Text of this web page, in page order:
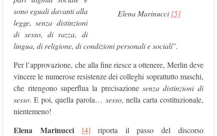
Elena Marinucci[5]
sono eguali davanti alla
legge, senza distinzioni
di sesso, di razza, di
lingua, di religione, di condizioni personali e sociali”.
Per l’approvazione, che alla fine riesce a ottenere, Merlin deve
vincere le numerose resistenze dei colleghi soprattutto maschi,
che ritengono superflua la precisazionesenza distinzioni di
sesso. E poi, quella parola… sesso, nella carta costituzionale,
nientemeno!
Elena Marinucci [4] riporta il passo del discorso